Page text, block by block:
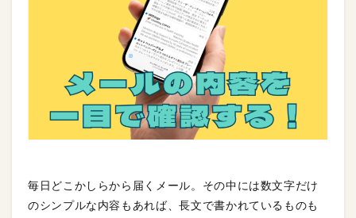
毎日どこかしらから届くメール。その中には数文字だけ
のシンプルな内容もあれば、長文で書かれているものも